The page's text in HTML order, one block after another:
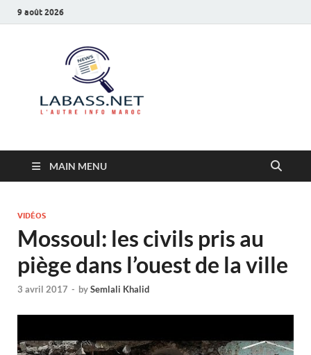
9 août 2026
MAIN MENU
VIDÉOS
Mossoul: les civils pris au
piège dans l’ouest de la ville
3 avril 2017 - bySemlali Khalid